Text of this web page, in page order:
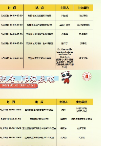
继续教育
科研办事流程
奖助学金